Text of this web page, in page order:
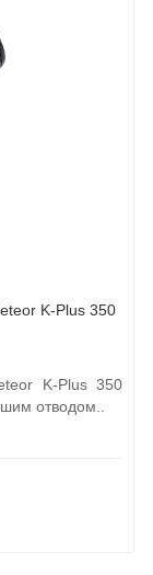
K-Plus 350
K-Plus 350
отводом..